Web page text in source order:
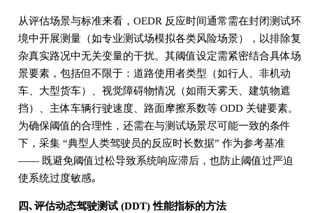
从评估场景与标准来看，OEDR 反应时间通常需在封闭测试环
境中开展测量（如专业测试场模拟各类风险场景），以排除复
杂真实路况中无关变量的干扰。其阈值设定需紧密结合具体场
景要素，包括但不限于：道路使用者类型（如行人、非机动
车、大型货车）、视觉障碍物情况（如雨天雾天、建筑物遮
挡）、主体车辆行驶速度、路面摩擦系数等 ODD 关键要素。
为确保阈值的合理性，还需在与测试场景尽可能一致的条件
下，采集 “典型人类驾驶员的反应时长数据” 作为参考基准
—— 既避免阈值过松导致系统响应滞后，也防止阈值过严迫
使系统过度敏感｡
四､评估动态驾驶测试 (DDT) 性能指标的方法